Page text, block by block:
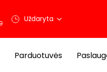
Uždaryta
Parduotuvės